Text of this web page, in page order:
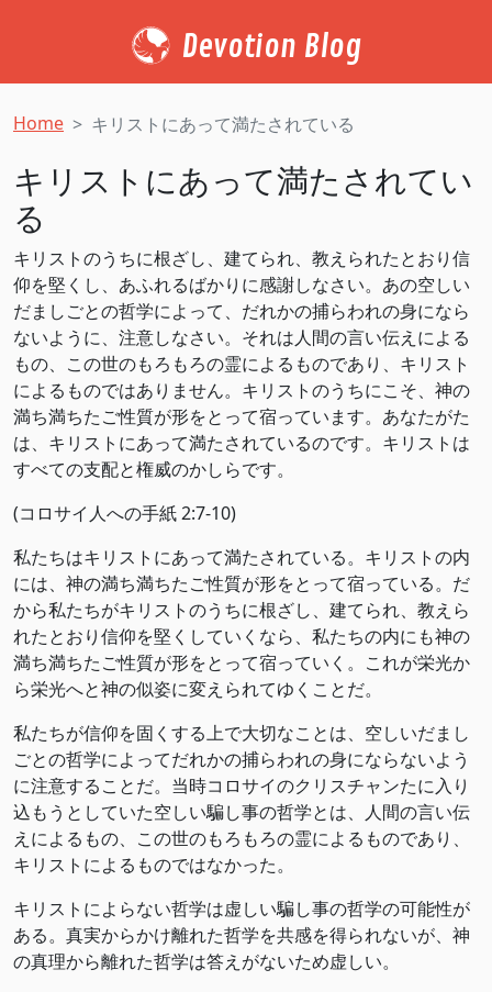
Devotion Blog
Home キリストにあって満たされている
キリストにあって満たされてい
る
キリストのうちに根ざし、建てられ、教えられたとおり信
仰を堅くし、あふれるばかりに感謝しなさい。あの空しい
だましごとの哲学によって、だれかの捕らわれの身になら
ないように、注意しなさい。それは人間の言い伝えによる
もの、この世のもろもろの霊によるものであり、キリスト
によるものではありません。キリストのうちにこそ、神の
満ち満ちたご性質が形をとって宿っています。あなたがた
は、キリストにあって満たされているのです。キリストは
すべての支配と権威のかしらです。
(コロサイ人への手紙 2:7-10)
私たちはキリストにあって満たされている。キリストの内
には、神の満ち満ちたご性質が形をとって宿っている。だ
から私たちがキリストのうちに根ざし、建てられ、教えら
れたとおり信仰を堅くしていくなら、私たちの内にも神の
満ち満ちたご性質が形をとって宿っていく。これが栄光か
ら栄光へと神の似姿に変えられてゆくことだ。
私たちが信仰を固くする上で大切なことは、空しいだまし
ごとの哲学によってだれかの捕らわれの身にならないよう
に注意することだ。当時コロサイのクリスチャンたに入り
込もうとしていた空しい騙し事の哲学とは、人間の言い伝
えによるもの、この世のもろもろの霊によるものであり、
キリストによるものではなかった。
キリストによらない哲学は虚しい騙し事の哲学の可能性が
ある。真実からかけ離れた哲学を共感を得られないが、神
の真理から離れた哲学は答えがないため虚しい。